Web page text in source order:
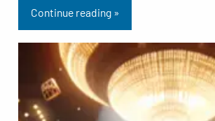
Continue reading »